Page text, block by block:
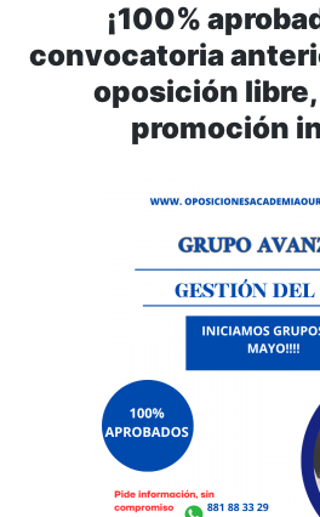
¡100%
convocatoria
oposición
promoción